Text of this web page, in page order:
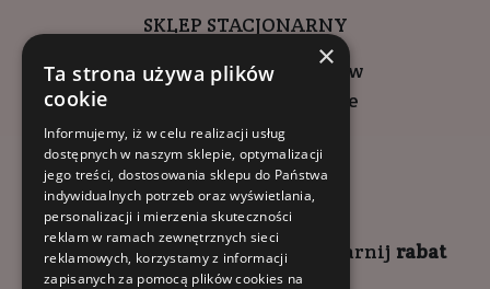
SKLEP STACJONARNY
ul. Wadowicka 6, Kraków
Kompleks Buma Square
godziny otwarcia:
9:00 - 18:00 (pon-pt)
10:00 - 14:00 (sob)
Zapisz się naNEWSLETTER zgarnij rabat
×
Ta strona używa plików
cookie
Informujemy, iż w celu realizacji usług
dostępnych w naszym sklepie, optymalizacji
jego treści, dostosowania sklepu do Państwa
indywidualnych potrzeb oraz wyświetlania,
personalizacji i mierzenia skuteczności
reklam w ramach zewnętrznych sieci
reklamowych, korzystamy z informacji
zapisanych za pomocą plików cookies na